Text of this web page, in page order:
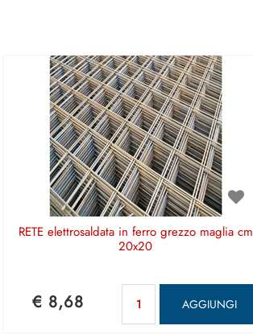
RETE elettrosaldata in ferro grezzo maglia cm
20x20
€ 8,68 AGGIUNGI